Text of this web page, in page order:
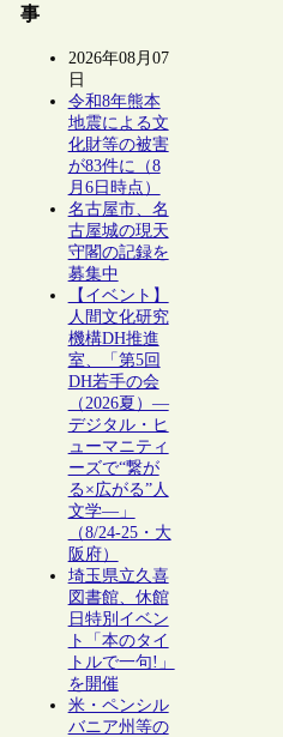
事
2026年08月07
日
令和8年熊本
地震による文
化財等の被害
が83件に（8
月6日時点）
名古屋市、名
古屋城の現天
守閣の記録を
募集中
【イベント】
人間文化研究
機構DH推進
室、「第5回
DH若手の会
（2026夏）―
デジタル・ヒ
ューマニティ
ーズで“繋が
る×広がる”人
文学―」
（8/24-25・大
阪府）
埼玉県立久喜
図書館、休館
日特別イベン
ト「本のタイ
トルで一句!」
を開催
米・ペンシル
バニア州等の